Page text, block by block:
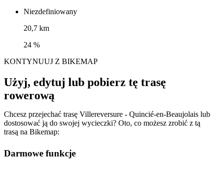
Niezdefiniowany
20,7 km
24 %
KONTYNUUJ Z BIKEMAP
Użyj, edytuj lub pobierz tę trasę
rowerową
Chcesz przejechać trasę Villereversure - Quincié-en-Beaujolais lub
dostosować ją do swojej wycieczki? Oto, co możesz zrobić z tą
trasą na Bikemap:
Darmowe funkcje